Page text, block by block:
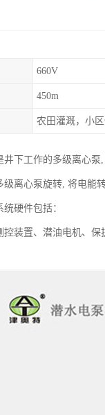
660V
450m
农田灌溉，小
井下工作的多级离心
级离心泵旋转, 将电能
硬件包括：
控装置、潜油电机、